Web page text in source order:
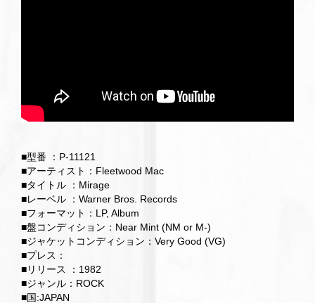
■型番 ：P-11121
■アーティスト：Fleetwood Mac
■タイトル ：Mirage
■レーベル ：Warner Bros. Records
■フォーマット：LP, Album
■盤コンディション：Near Mint (NM or M-)
■ジャケットコンディション：Very Good (VG)
■プレス：
■リリース ：1982
■ジャンル：ROCK
■国:JAPAN